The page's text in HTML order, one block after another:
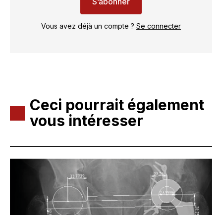
Vous avez déjà un compte ? Se connecter
Ceci pourrait également
vous intéresser